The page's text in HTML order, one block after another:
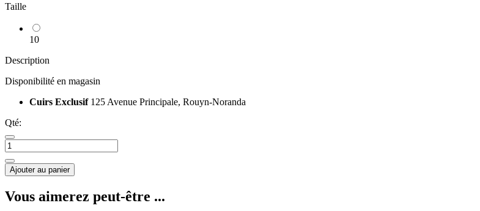
Taille
10
Description
Disponibilité en magasin
Cuirs Exclusif 125 Avenue Principale, Rouyn-Noranda
Qté:
Ajouter au panier
Vous aimerez peut-être ...